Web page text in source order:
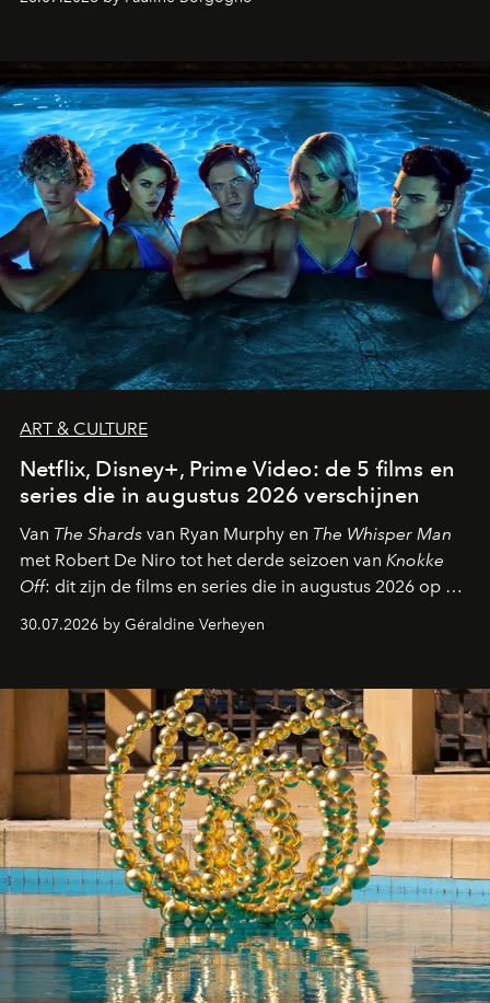
ART & CULTURE
Netflix, Disney+, Prime Video: de 5 films en
series die in augustus 2026 verschijnen
Van The Shards van Ryan Murphy en The Whisper Man
met Robert De Niro tot het derde seizoen van Knokke
Off: dit zijn de films en series die in augustus 2026 op de
30.07.2026 by Géraldine Verheyen